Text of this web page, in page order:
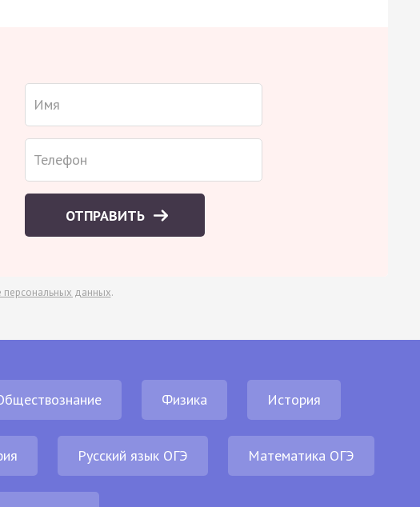
ОТПРАВИТЬ
данных.
Физика История
Русский язык ОГЭ Математика ОГЭ